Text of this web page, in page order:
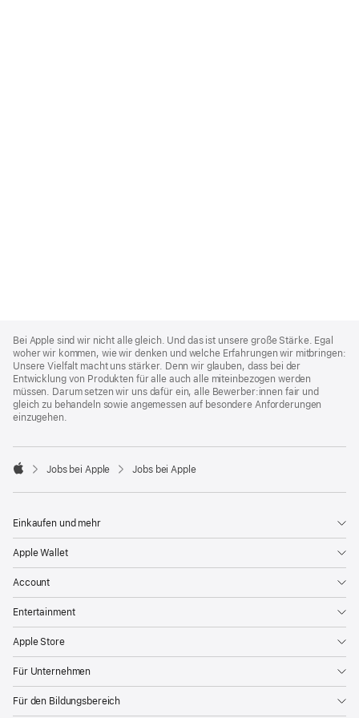
Footer
Bei Apple sind wir nicht alle gleich. Und das ist unsere große Stärke. Egal
woher wir kommen, wie wir denken und welche Erfahrungen wir mitbringen:
Unsere Vielfalt macht uns stärker. Denn wir glauben, dass bei der
Entwicklung von Produkten für alle auch alle miteinbezogen werden
müssen. Darum setzen wir uns dafür ein, alle Bewerber:innen fair und
gleich zu behandeln sowie angemessen auf besondere Anforderungen
einzugehen.

Jobs bei Apple Jobs bei Apple
Einkaufen und mehr
Apple Wallet
Account
Entertainment
Apple Store
Für Unternehmen
Für den Bildungsbereich